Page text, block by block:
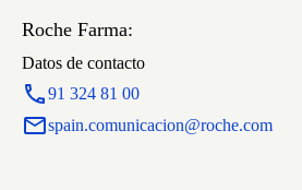
Roche Farma:
Datos de contacto
91 324 81 00
spain.comunicacion@roche.com